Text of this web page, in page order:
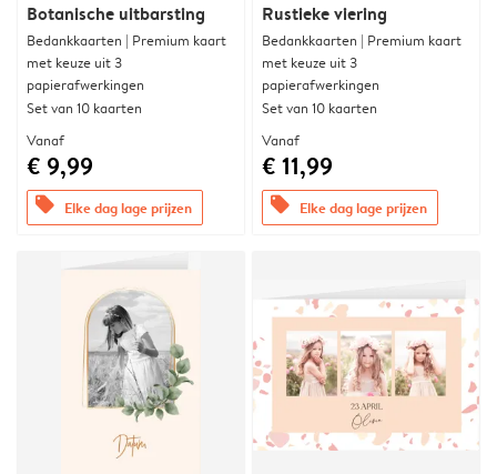
Botanische uitbarsting
Bedankkaarten | Premium kaart
met keuze uit 3
papierafwerkingen
Set van 10 kaarten
Vanaf
€ 9,99
offers Elke dag lage prijzen
Rustieke viering
Bedankkaarten | Premium kaart
met keuze uit 3
papierafwerkingen
Set van 10 kaarten
Vanaf
€ 11,99
offers Elke dag lage prijzen